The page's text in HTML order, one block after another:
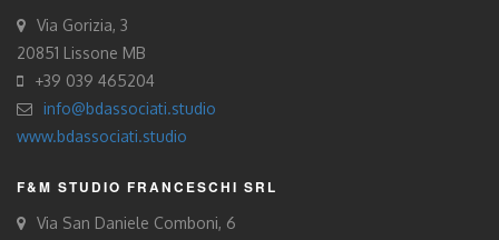
Via Gorizia, 3
20851 Lissone MB
+39 039 465204
info@bdassociati.studio
www.bdassociati.studio
F&M STUDIO FRANCESCHI SRL
Via San Daniele Comboni, 6